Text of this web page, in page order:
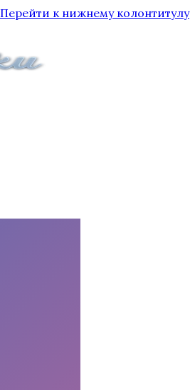
Перейти к нижнему колонтитулу